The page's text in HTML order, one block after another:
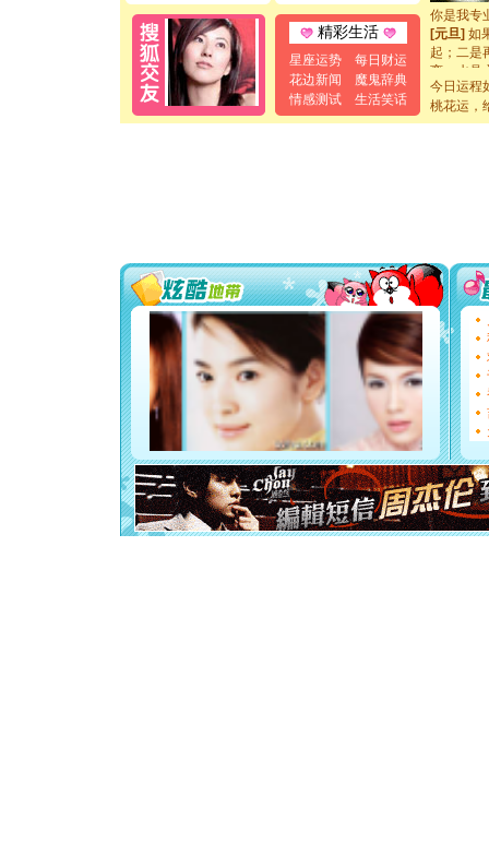
精彩生活
星座运势
每日财运
花边新闻
魔鬼辞典
情感测试
生活笑话
你是我专
[元旦] 如
起；二是
离。水晶
[元旦]当
泣，这痛
卖了。水
你太多，
要平安
[圣诞节]
能正大
都要快乐
[圣诞节]
如意,快
[元旦]
看
断电。
你是我
[元旦]如
起；二是
离。水晶
[元旦]当
泣，这痛
今日运程
桃花运，